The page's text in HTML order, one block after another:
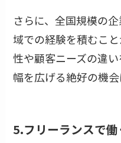
さらに、全国規模の
域での経験を積むこ
性や顧客ニーズの違
幅を広げる絶好の機
5.フリーランスで働